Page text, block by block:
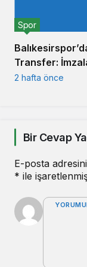
Transfer:
Spor
2 hafta önce
Bir Cevap
E-posta
* ile